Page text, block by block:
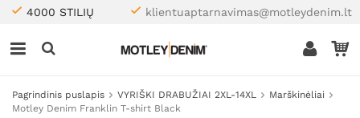
4000 STILIŲ klientuaptarnavimas@motleydenim.lt
Pagrindinis puslapis VYRIŠKI DRABUŽIAI 2XL-14XL
Marškinėliai
Motley Denim Franklin T-shirt Black